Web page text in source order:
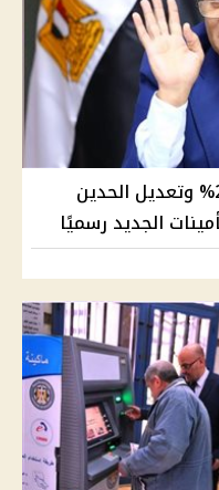
الحكومة تقر زيادة المعاشات 20% وتعديل الحدين
الجديد رسميًا